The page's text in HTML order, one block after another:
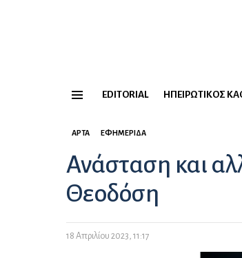
EDITORIAL ΗΠΕΙΡΏΤΙΚΟΣ
ΆΡΤΑ ΕΦΗΜΕΡΊΔΑ
Ανάσταση και
Θεοδόση
18 Απριλίου 2023, 11:17